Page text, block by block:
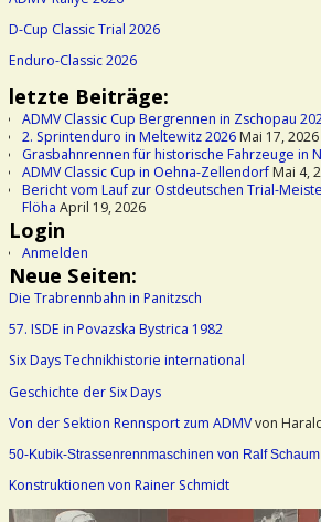
D-Cup Classic Trial 2026
Enduro-Classic 2026
letzte Beiträge:
ADMV Classic Cup Bergrennen in Zschopau
2. Sprintenduro in Meltewitz 2026Mai 17, 2026
Grasbahnrennen für historische Fahrzeuge in
ADMV Classic Cup in Oehna-ZellendorfMai 4,
Bericht vom Lauf zur Ostdeutschen Trial-
Flöha April 19, 2026
Login
Anmelden
Neue Seiten:
Die Trabrennbahn in Panitzsch
57. ISDE in Povazska Bystrica 1982
Six Days Technikhistorie international
Geschichte der Six Days
Von der Sektion Rennsport zum ADMVvon
50-Kubik-Strassenrennmaschinen von Ralf Schaum
Konstruktionen von Rainer Schmidt